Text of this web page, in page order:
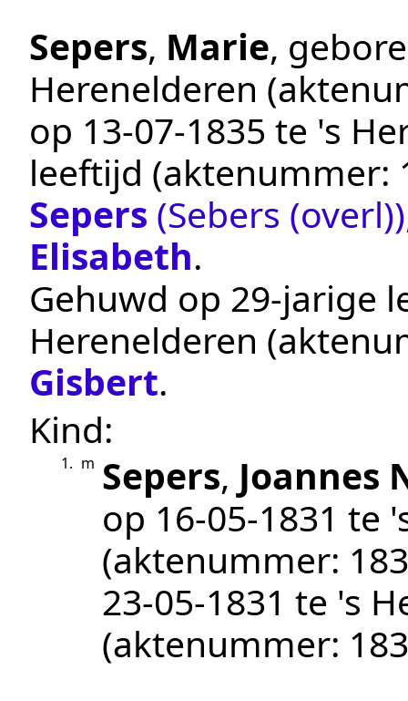
Sepers, Marie,
Herenelderen
op 13‑07‑1835 te 's
leeftijd (aktenummer:
Sepers (Sebers (overl))
Elisabeth.
Gehuwd op 29-jarige
Herenelderen
Gisbert.
Kind:
1. m Sepers, Joannes
op 16‑05‑1831 te
(aktenummer:
23‑05‑1831 te 's
(aktenummer: